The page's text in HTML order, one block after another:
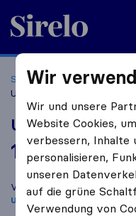
Sirelo.at
Startseite Umzugsfirmen
UmzugLand
UmzugLand
10,0
Sirelo und
Vergleichen Sie
unternehmenaus Wien
Wir
Wir und unsere
Website Cookies,
verbessern, Inhalte
personalisieren,
unseren
auf die grüne
Verwendung von